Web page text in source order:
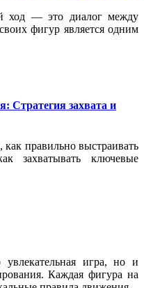
ход — это диалог между
фигур является одним
Стратегия захвата и
правильно выстраивать
захватывать ключевые
игра, но и
Каждая фигура на